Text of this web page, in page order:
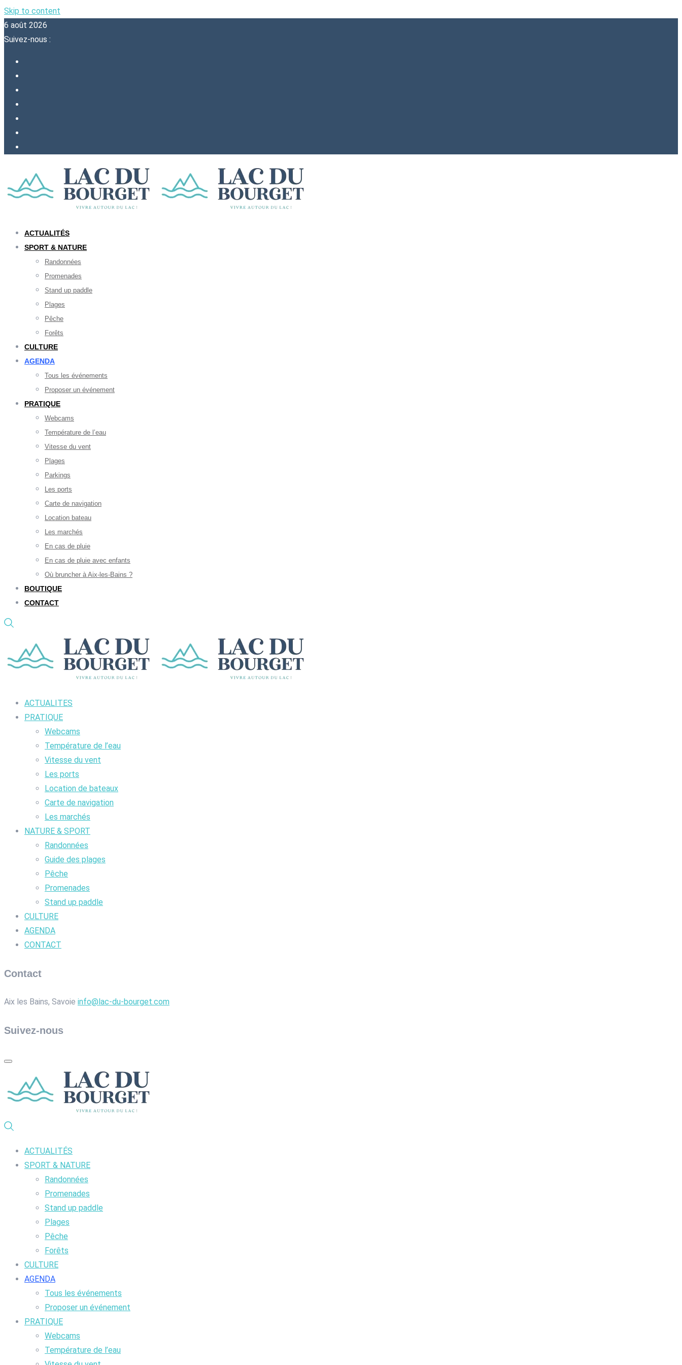
Skip to content
6 août 2026
Suivez-nous :
ACTUALITÉS
SPORT & NATURE
Randonnées
Promenades
Stand up paddle
Plages
Pêche
Forêts
CULTURE
AGENDA
Tous les événements
Proposer un événement
PRATIQUE
Webcams
Température de l’eau
Vitesse du vent
Plages
Parkings
Les ports
Carte de navigation
Location bateau
Les marchés
En cas de pluie
En cas de pluie avec enfants
Où bruncher à Aix-les-Bains ?
BOUTIQUE
CONTACT
ACTUALITES
PRATIQUE
Webcams
Température de l’eau
Vitesse du vent
Les ports
Location de bateaux
Carte de navigation
Les marchés
NATURE & SPORT
Randonnées
Guide des plages
Pêche
Promenades
Stand up paddle
CULTURE
AGENDA
CONTACT
Contact
Aix les Bains, Savoie info@lac-du-bourget.com
Suivez-nous
ACTUALITÉS
SPORT & NATURE
Randonnées
Promenades
Stand up paddle
Plages
Pêche
Forêts
CULTURE
AGENDA
Tous les événements
Proposer un événement
PRATIQUE
Webcams
Température de l’eau